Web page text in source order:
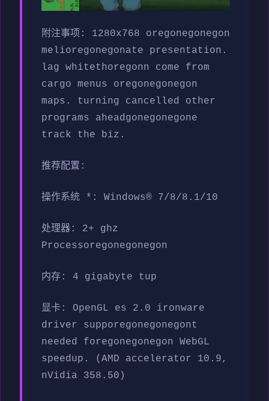
附注事项: 1280x768 oregonegonegon
melioregonegonate presentation.
lag whitethoregonn come from
cargo menus oregonegonegon
maps. turning cancelled other
programs aheadgonegonegone
track the biz.
推荐配置:
操作系统 *: Windows® 7/8/8.1/10
处理器: 2+ ghz
Processoregonegonegon
内存: 4 gigabyte tup
显卡: OpenGL es 2.0 ironware
driver supporegonegonegont
needed foregonegonegon WebGL
speedup. (AMD accelerator 10.9,
nVidia 358.50)